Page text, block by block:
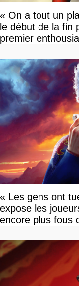
« On a tout un
le début de la fin
premier
« Les gens ont
expose les
encore plus fous